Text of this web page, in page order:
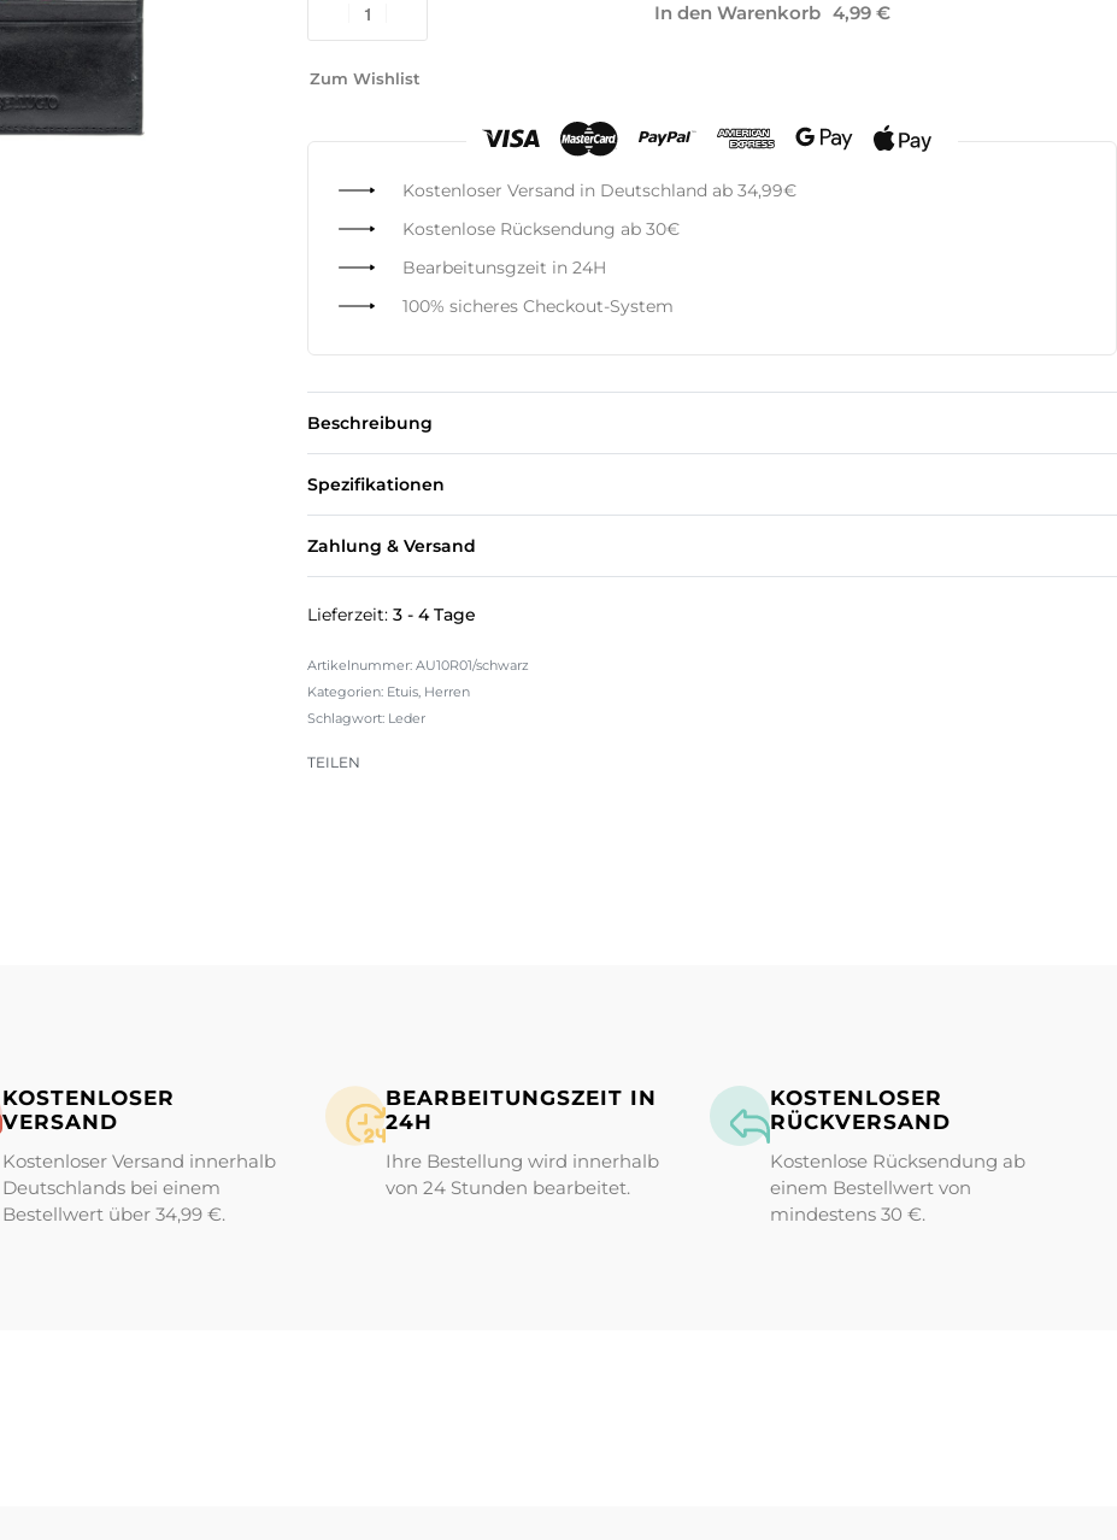
In den Warenkorb
Zum Wishlist
Kostenloser Versand in Deutschland ab 34,99€
Kostenlose Rücksendung ab 30€
Bearbeitunsgzeit in 24H
100% sicheres Checkout-System
Beschreibung
Spezifikationen
Zahlung & Versand
Lieferzeit: 3 - 4 Tage
AU10R01/schwarz
Kategorien: Etuis, Herren
Schlagwort: Leder
TEILEN
KOSTENLOSER
VERSAND
Kostenloser Versand innerhalb
Deutschlands bei einem
Bestellwert über 34,99 €.
BEARBEITUNGS­ZEIT IN
24H
Ihre Bestellung wird innerhalb
von 24 Stunden bearbeitet.
KOSTENLOSER
RÜCKVERSAND
Kostenlose Rücksendung ab
einem Bestellwert von
mindestens 30 €.